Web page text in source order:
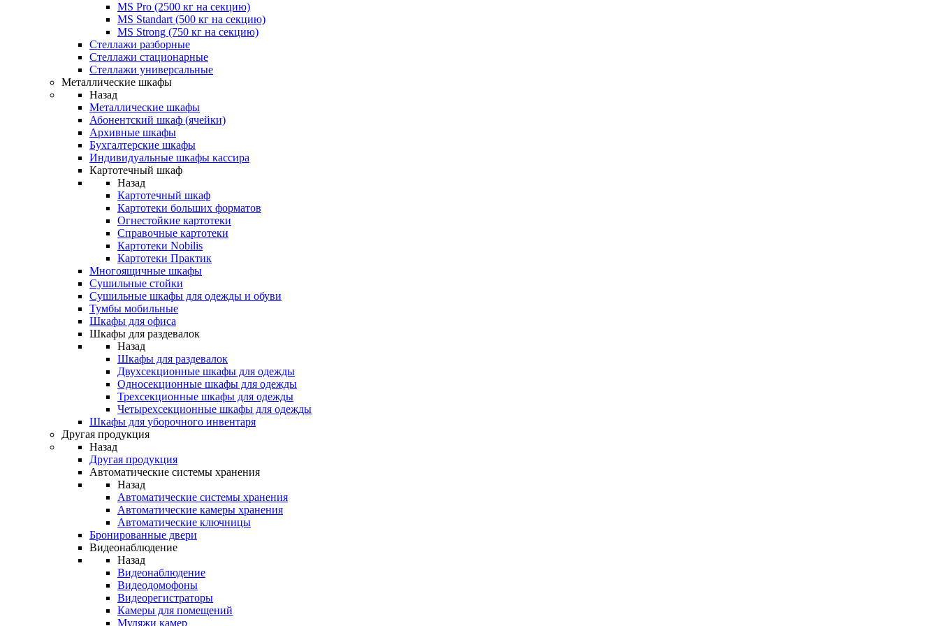
MS Pro (2500 кг на секцию)
MS Standart (500 кг на секцию)
MS Strong (750 кг на секцию)
Стеллажи разборные
Стеллажи стационарные
Стеллажи универсальные
Металлические шкафы
Назад
Металлические шкафы
Абонентский шкаф (ячейки)
Архивные шкафы
Бухгалтерские шкафы
Индивидуальные шкафы кассира
Картотечный шкаф
Назад
Картотечный шкаф
Картотеки больших форматов
Огнестойкие картотеки
Справочные картотеки
Картотеки Nobilis
Картотеки Практик
Многоящичные шкафы
Сушильные стойки
Сушильные шкафы для одежды и обуви
Тумбы мобильные
Шкафы для офиса
Шкафы для раздевалок
Назад
Шкафы для раздевалок
Двухсекционные шкафы для одежды
Односекционные шкафы для одежды
Трехсекционные шкафы для одежды
Четырехсекционные шкафы для одежды
Шкафы для уборочного инвентаря
Другая продукция
Назад
Другая продукция
Автоматические системы хранения
Назад
Автоматические системы хранения
Автоматические камеры хранения
Автоматические ключницы
Бронированные двери
Видеонаблюдение
Назад
Видеонаблюдение
Видеодомофоны
Видеорегистраторы
Камеры для помещений
Муляжи камер